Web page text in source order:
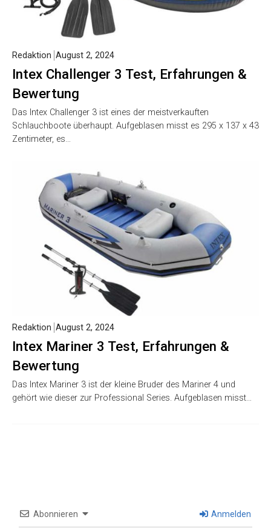
Intex Challenger 3 Test, Erfahrungen &
Bewertung
Redaktion August 2, 2024
Das Intex Challenger 3 ist eines der meistverkauften
Schlauchboote überhaupt. Aufgeblasen misst es 295 x 137 x 43
Zentimeter, es…
Intex Mariner 3 Test, Erfahrungen &
Bewertung
Redaktion August 2, 2024
Das Intex Mariner 3 ist der kleine Bruder des Mariner 4 und
gehört wie dieser zur Professional Series. Aufgeblasen misst…
Abonnieren Anmelden